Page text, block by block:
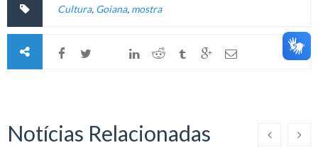
Cultura, Goiana, mostra
Notícias Relacionadas